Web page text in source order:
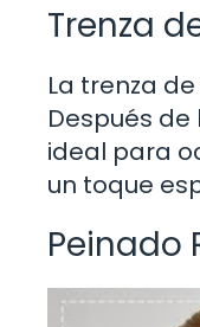
Trenza
La trenza
Después
ideal para
un toque
Peinado